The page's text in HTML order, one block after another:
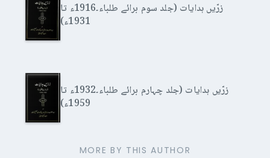
زرّیں ہدایات (جلد سوم برائے طلباء۔1916ء تا
1931ء)
زرّیں ہدایات (جلد چہارم برائے طلباء۔1932ء تا
1959ء)
MORE BY THIS AUTHOR